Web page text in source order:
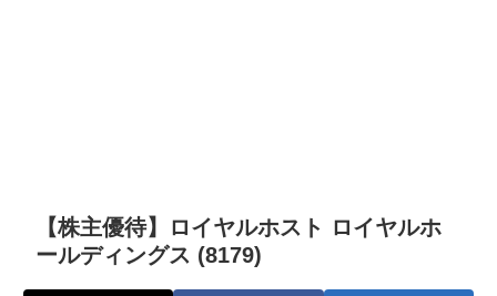
【株主優待】ロイヤルホスト ロイヤルホ
ールディングス (8179)